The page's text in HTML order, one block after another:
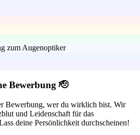
zum Augenoptiker
Bewerbung 🫡
Bewerbung, wer du wirklich bist. Wir
und Leidenschaft für das
deine Persönlichkeit durchscheinen!